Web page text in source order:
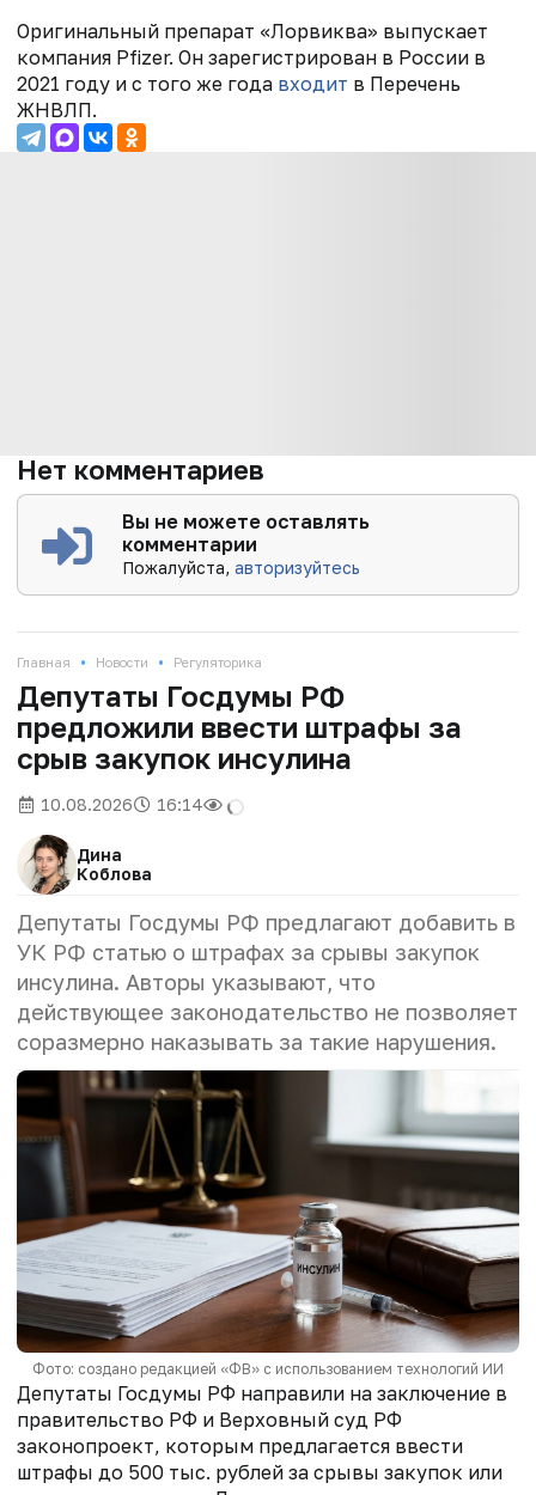
Оригинальный препарат «Лорвиква» выпускает
компания Pfizer. Он зарегистрирован в России в
2021 году и с того же года входит в Перечень
ЖНВЛП.
Нет комментариев
Вы не можете оставлять
комментарии
Пожалуйста,авторизуйтесь
Главная • Новости • Регуляторика
Депутаты Госдумы РФ
предложили ввести штрафы за
срыв закупок инсулина
10.08.2026 16:14
Дина
Коблова
Депутаты Госдумы РФ предлагают добавить в
УК РФ статью о штрафах за срывы закупок
инсулина. Авторы указывают, что
действующее законодательство не позволяет
соразмерно наказывать за такие нарушения.
Фото: создано редакцией «ФВ» с использованием технологий ИИ
Депутаты Госдумы РФ направили на заключение в
правительство РФ и Верховный суд РФ
законопроект, которым предлагается ввести
штрафы до 500 тыс. рублей за срывы закупок или